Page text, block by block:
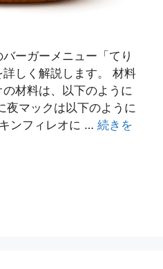
ーガーメニュー「てり
しく解説します。 材料
材料は、以下のように
夜マックは以下のように
ンフィレオに … 続きを